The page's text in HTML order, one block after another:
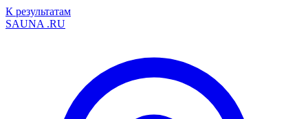
К результатам
SAUNA .RU